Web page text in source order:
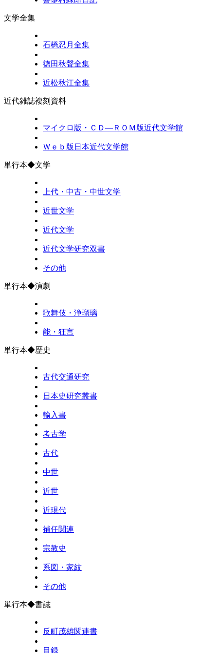
文学全集
石橋忍月全集
徳田秋聲全集
近松秋江全集
近代雑誌複刻資料
マイクロ版・ＣＤ―ＲＯＭ版近代文学館
Ｗｅｂ版日本近代文学館
単行本◆文学
上代・中古・中世文学
近世文学
近代文学
近代文学研究双書
その他
単行本◆演劇
歌舞伎・浄瑠璃
能・狂言
単行本◆歴史
古代交通研究
日本史研究叢書
輸入書
考古学
古代
中世
近世
近現代
補任関連
宗教史
系図・家紋
その他
単行本◆書誌
反町茂雄関連書
目録